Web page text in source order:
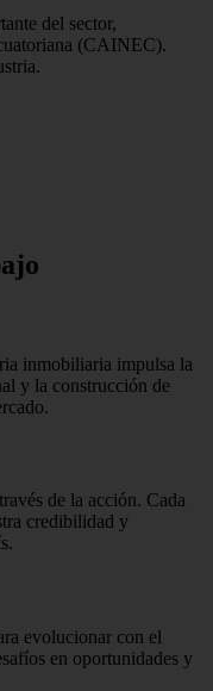
del sector,
(CAINEC).
inmobiliaria impulsa la
y la construcción de
de la acción. Cada
credibilidad y
evolucionar con el
en oportunidades y